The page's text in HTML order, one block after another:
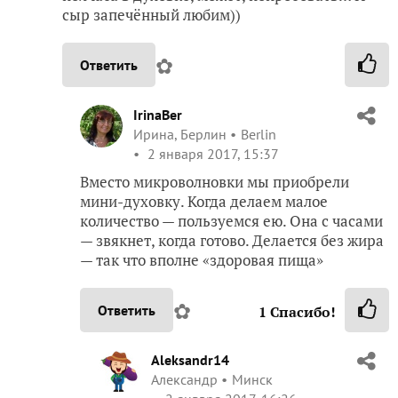
сыр запечённый любим))
Ответить ✿
IrinaBer
Ирина, Берлин
Berlin
2 января 2017, 15:37
Вместо микроволновки мы приобрели
мини-духовку. Когда делаем малое
количество — пользуемся ею. Она с часами
— звякнет, когда готово. Делается без жира
— так что вполне «здоровая пища»
Ответить ✿ 1 Спасибо!
Aleksandr14
Александр
Минск